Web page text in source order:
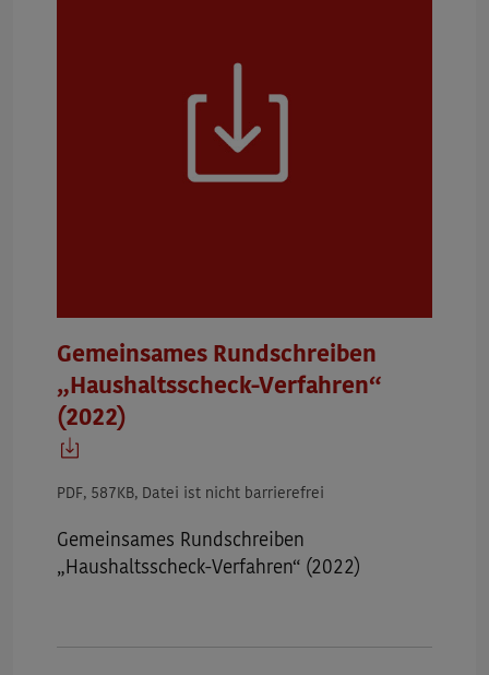
Gemeinsames Rundschreiben
„Haushaltsscheck-Verfahren“
(2022)
PDF, 587KB, Datei ist nicht barrierefrei
Gemeinsames Rundschreiben
„Haushaltsscheck-Verfahren“ (2022)